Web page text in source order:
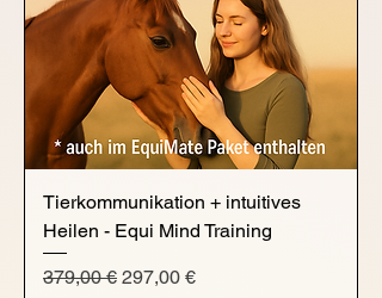
Tierkommunikation + intuitives
Heilen - Equi Mind Training
Standardpreis
379,00 € Sale-Preis
297,00 €